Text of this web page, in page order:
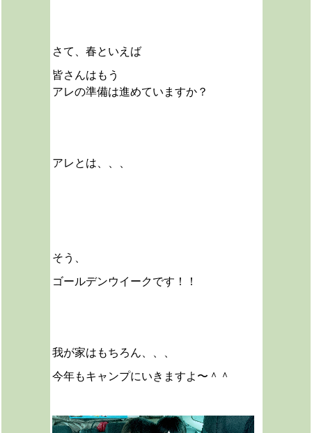
さて、春といえば
皆さんはもう
アレの準備は進めていますか？
アレとは、、、
そう、
ゴールデンウイークです！！
我が家はもちろん、、、
今年もキャンプにいきますよ〜＾＾